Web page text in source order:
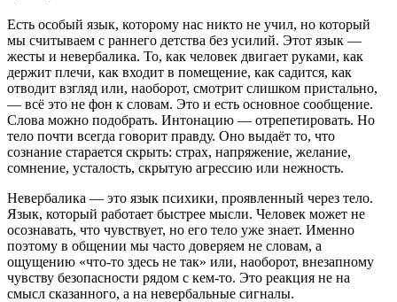
Есть особый язык, которому нас никто не учил, но который
мы считываем с раннего детства без усилий. Этот язык —
жесты и невербалика. То, как человек двигает руками, как
держит плечи, как входит в помещение, как садится, как
отводит взгляд или, наоборот, смотрит слишком пристально,
— всё это не фон к словам. Это и есть основное сообщение.
Слова можно подобрать. Интонацию — отрепетировать. Но
тело почти всегда говорит правду. Оно выдаёт то, что
сознание старается скрыть: страх, напряжение, желание,
сомнение, усталость, скрытую агрессию или нежность.
Невербалика — это язык психики, проявленный через тело.
Язык, который работает быстрее мысли. Человек может не
осознавать, что чувствует, но его тело уже знает. Именно
поэтому в общении мы часто доверяем не словам, а
ощущению «что-то здесь не так» или, наоборот, внезапному
чувству безопасности рядом с кем-то. Это реакция не на
смысл сказанного, а на невербальные сигналы.